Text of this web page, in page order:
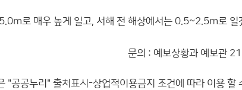
로 매우 높게 일고, 서해 전 해상에서는 0.5~2.5m로 일
문의 : 예보상황과 예보관
"공공누리" 출처표시-상업적이용금지 조건에 따라 이용 할